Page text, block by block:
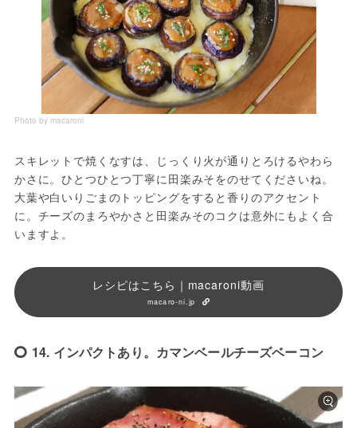
Photo by macaroni
スキレットで焼くなすは、じっくり火が通りとろけるやわら
かさに。ひとつひとつ丁寧に田楽みそをのせてくださいね。
大葉や白いりごまのトッピングをすると香りのアクセント
に。チーズのまろやかさと田楽みそのコクは意外にもよく合
いますよ。
レシピはこちら｜macaroni動画
macaro-ni.jp
14. インパクトあり。カマンベールチーズベーコン